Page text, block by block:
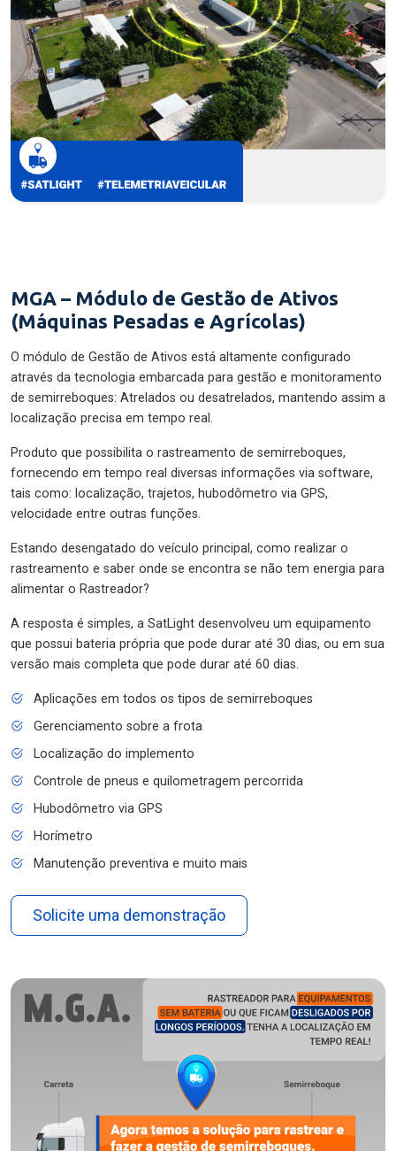
MGA – Módulo de Gestão de Ativos
(Máquinas Pesadas e Agrícolas)
O módulo de Gestão de Ativos está altamente configurado
através da tecnologia embarcada para gestão e monitoramento
de semirreboques: Atrelados ou desatrelados, mantendo assim a
localização precisa em tempo real.
Produto que possibilita o rastreamento de semirreboques,
fornecendo em tempo real diversas informações via software,
tais como: localização, trajetos, hubodômetro via GPS,
velocidade entre outras funções.
Estando desengatado do veículo principal, como realizar o
rastreamento e saber onde se encontra se não tem energia para
alimentar o Rastreador?
A resposta é simples, a SatLight desenvolveu um equipamento
que possui bateria própria que pode durar até 30 dias, ou em sua
versão mais completa que pode durar até 60 dias.
Aplicações em todos os tipos de semirreboques
Gerenciamento sobre a frota
Localização do implemento
Controle de pneus e quilometragem percorrida
Hubodômetro via GPS
Horímetro
Manutenção preventiva e muito mais
Solicite uma demonstração